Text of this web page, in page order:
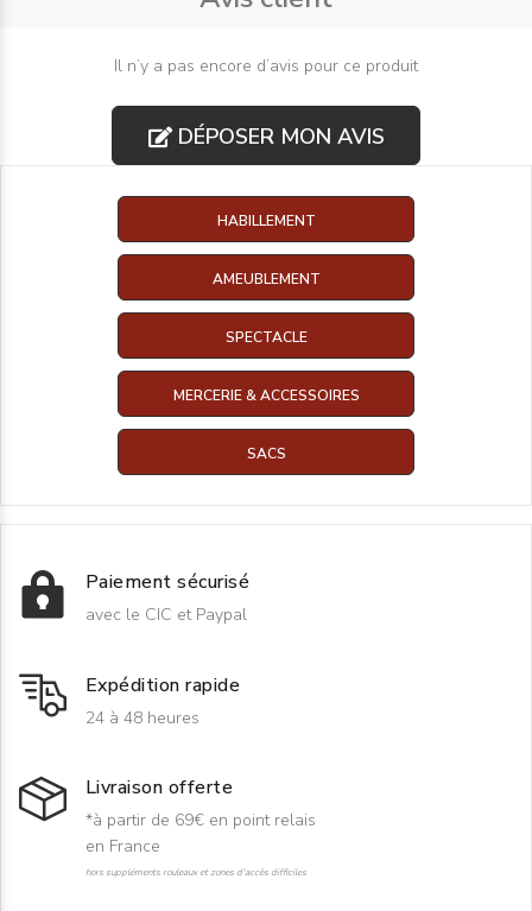
Il n’y a pas encore d’avis pour ce produit
DÉPOSER MON AVIS
HABILLEMENT
AMEUBLEMENT
SPECTACLE
MERCERIE & ACCESSOIRES
SACS
Paiement sécurisé
avec le CIC et Paypal
Expédition rapide
24 à 48 heures
Livraison offerte
*à partir de 69€ en point relais
en France
hors suppléments rouleaux et zones d'accès difficiles